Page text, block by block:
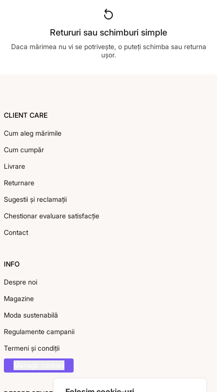
Retururi sau schimburi simple
Daca mărimea nu vi se potrivește, o puteți schimba sau returna
ușor.
CLIENT CARE
Cum aleg mărimile
Cum cumpăr
Livrare
Returnare
Sugestii și reclamații
Chestionar evaluare satisfacție
Contact
INFO
Despre noi
Magazine
Moda sustenabilă
Regulamente campanii
Termeni și condiții